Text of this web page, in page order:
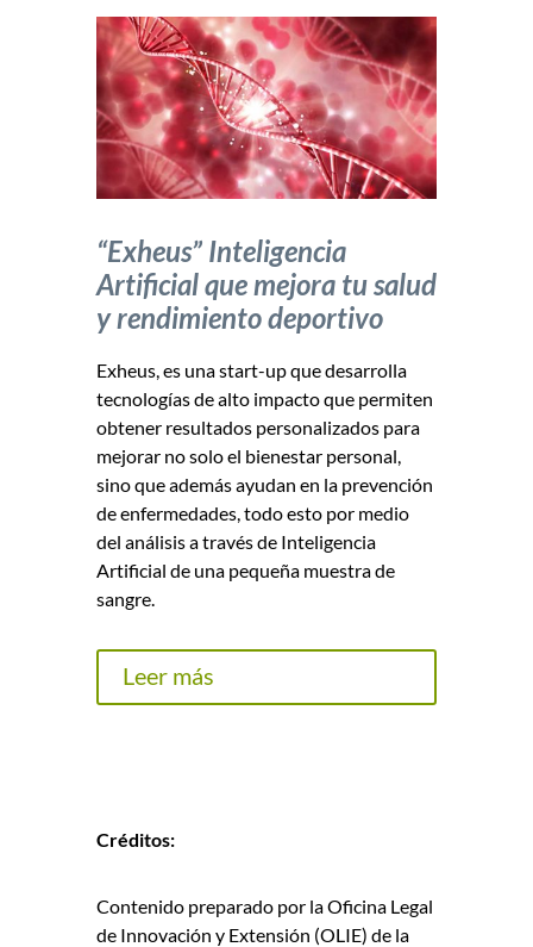
“Exheus” Inteligencia
Artificial que mejora tu salud
y rendimiento deportivo
Exheus, es una start-up que desarrolla
tecnologías de alto impacto que permiten
obtener resultados personalizados para
mejorar no solo el bienestar personal,
sino que además ayudan en la prevención
de enfermedades, todo esto por medio
del análisis a través de Inteligencia
Artificial de una pequeña muestra de
sangre.
Leer más
Créditos:
Contenido preparado por la Oficina Legal
de Innovación y Extensión (OLIE) de la